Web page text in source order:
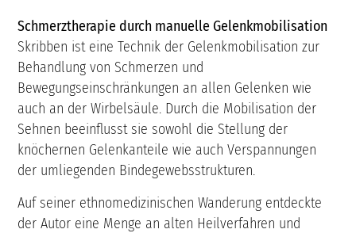
Schmerztherapie durch manuelle Gelenkmobilisation
Skribben ist eine Technik der Gelenkmobilisation zur
Behandlung von Schmerzen und
Bewegungseinschränkungen an allen Gelenken wie
auch an der Wirbelsäule. Durch die Mobilisation der
Sehnen beeinflusst sie sowohl die Stellung der
knöchernen Gelenkanteile wie auch Verspannungen
der umliegenden Bindegewebsstrukturen.
Auf seiner ethnomedizinischen Wanderung entdeckte
der Autor eine Menge an alten Heilverfahren und